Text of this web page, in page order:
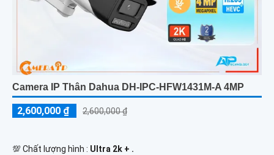
Camera IP Thân Dahua DH-IPC-HFW1431M-A 4MP
2,600,000 ₫ 2,600,000 ₫
💯 Chất lượng hình : Ultra 2k + .